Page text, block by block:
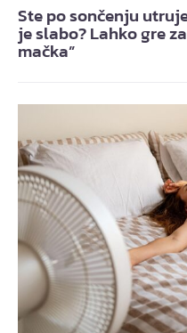
Ste po sončenju
je slabo? Lahko gre
mačka”